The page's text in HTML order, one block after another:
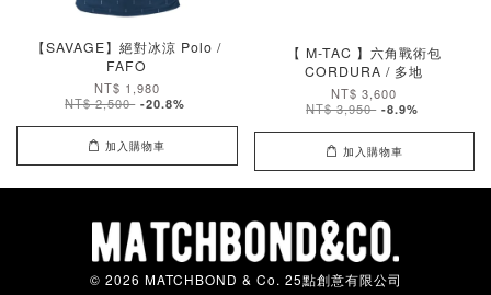
【SAVAGE】絕對冰涼 Polo /
FAFO
NT$ 1,980
NT$ 2,500 -20.8%
加入購物車
【 M-TAC 】六角戰術包
CORDURA / 多地
NT$ 3,600
NT$ 3,950 -8.9%
加入購物車
© 2026 MATCHBOND & Co. 25點創意有限公司